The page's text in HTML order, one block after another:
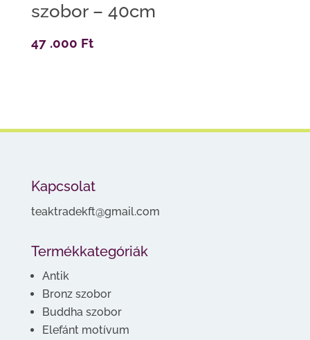
szobor – 40cm
47 .000 Ft
Kapcsolat
teaktradekft@gmail.com
Termékkategóriák
Antik
Bronz szobor
Buddha szobor
Elefánt motívum